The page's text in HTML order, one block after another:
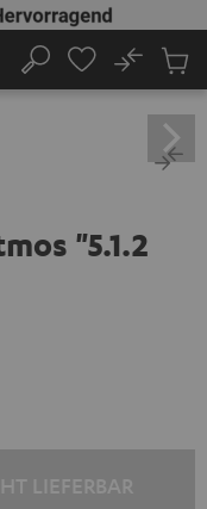
Suche
No
im
"5.1.2